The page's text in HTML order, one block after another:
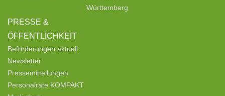
PRESSE &
ÖFFENTLICHKEIT
Beförderungen aktuell
Newsletter
Pressemitteilungen
Personalräte KOMPAKT
Württemberg